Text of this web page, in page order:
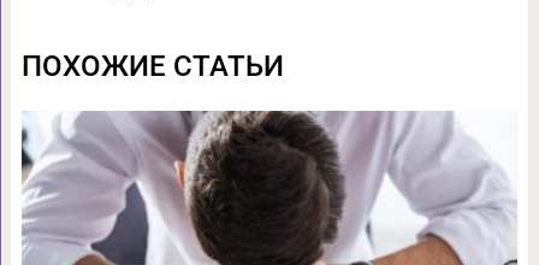
ПОХОЖИЕ СТАТЬИ